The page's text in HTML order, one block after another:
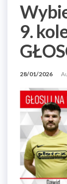
9.
28/01/2026